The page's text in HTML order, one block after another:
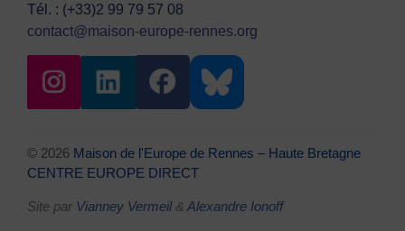
Tél. : (+33)2 99 79 57 08
contact@maison-europe-rennes.org
© 2026 Maison de l'Europe de Rennes – Haute Bretagne
CENTRE EUROPE DIRECT
Site par Vianney Vermeil& Alexandre Ionoff